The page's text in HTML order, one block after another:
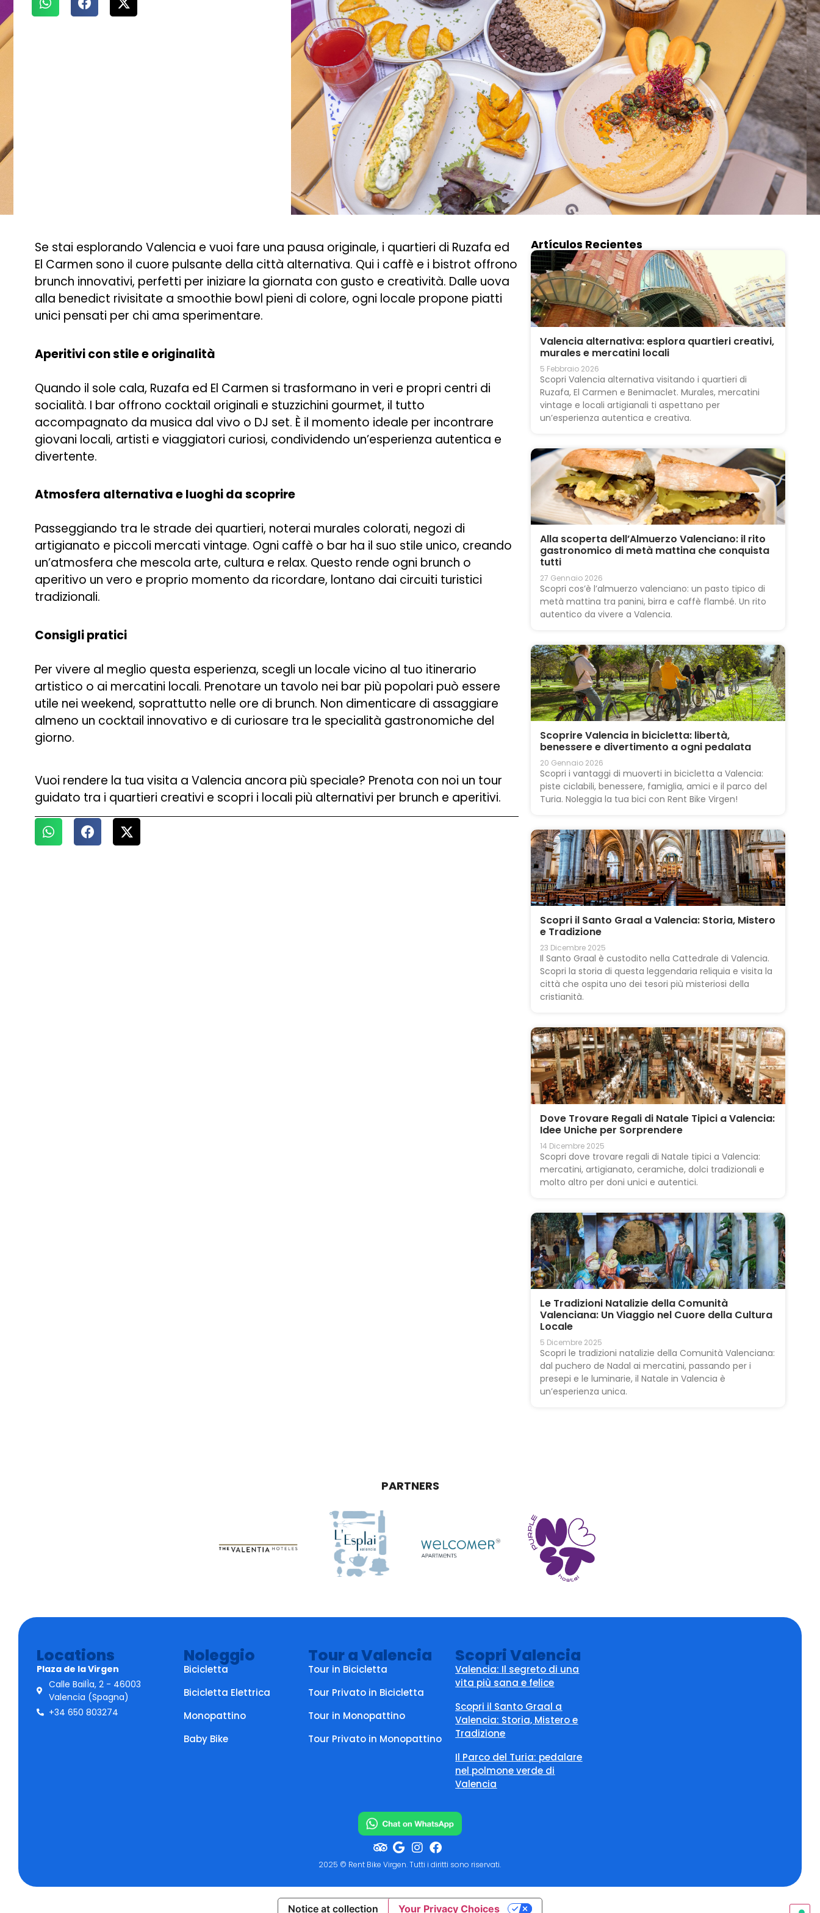
Se stai esplorando Valencia e vuoi fare una pausa originale, i quartieri di Ruzafa ed
El Carmen sono il cuore pulsante della città alternativa. Qui i caffè e i bistrot offrono
brunch innovativi, perfetti per iniziare la giornata con gusto e creatività. Dalle uova
alla benedict rivisitate a smoothie bowl pieni di colore, ogni locale propone piatti
unici pensati per chi ama sperimentare.
Aperitivi con stile e originalità
Quando il sole cala, Ruzafa ed El Carmen si trasformano in veri e propri centri di
socialità. I bar offrono cocktail originali e stuzzichini gourmet, il tutto
accompagnato da musica dal vivo o DJ set. È il momento ideale per incontrare
giovani locali, artisti e viaggiatori curiosi, condividendo un’esperienza autentica e
divertente.
Atmosfera alternativa e luoghi da scoprire
Passeggiando tra le strade dei quartieri, noterai murales colorati, negozi di
artigianato e piccoli mercati vintage. Ogni caffè o bar ha il suo stile unico, creando
un’atmosfera che mescola arte, cultura e relax. Questo rende ogni brunch o
aperitivo un vero e proprio momento da ricordare, lontano dai circuiti turistici
tradizionali.
Consigli pratici
Per vivere al meglio questa esperienza, scegli un locale vicino al tuo itinerario
artistico o ai mercatini locali. Prenotare un tavolo nei bar più popolari può essere
utile nei weekend, soprattutto nelle ore di brunch. Non dimenticare di assaggiare
almeno un cocktail innovativo e di curiosare tra le specialità gastronomiche del
giorno.
Vuoi rendere la tua visita a Valencia ancora più speciale? Prenota con noi un tour
guidato tra i quartieri creativi e scopri i locali più alternativi per brunch e aperitivi.
Artículos Recientes
Valencia alternativa: esplora quartieri creativi,
murales e mercatini locali
5 Febbraio 2026
Scopri Valencia alternativa visitando i quartieri di
Ruzafa, El Carmen e Benimaclet. Murales, mercatini
vintage e locali artigianali ti aspettano per
un’esperienza autentica e creativa.
Alla scoperta dell’Almuerzo Valenciano: il rito
gastronomico di metà mattina che conquista
tutti
27 Gennaio 2026
Scopri cos’è l’almuerzo valenciano: un pasto tipico di
metà mattina tra panini, birra e caffè flambé. Un rito
autentico da vivere a Valencia.
Scoprire Valencia in bicicletta: libertà,
benessere e divertimento a ogni pedalata
20 Gennaio 2026
Scopri i vantaggi di muoverti in bicicletta a Valencia:
piste ciclabili, benessere, famiglia, amici e il parco del
Turia. Noleggia la tua bici con Rent Bike Virgen!
Scopri il Santo Graal a Valencia: Storia, Mistero
e Tradizione
23 Dicembre 2025
Il Santo Graal è custodito nella Cattedrale di Valencia.
Scopri la storia di questa leggendaria reliquia e visita la
città che ospita uno dei tesori più misteriosi della
cristianità.
Dove Trovare Regali di Natale Tipici a Valencia:
Idee Uniche per Sorprendere
14 Dicembre 2025
Scopri dove trovare regali di Natale tipici a Valencia:
mercatini, artigianato, ceramiche, dolci tradizionali e
molto altro per doni unici e autentici.
Le Tradizioni Natalizie della Comunità
Valenciana: Un Viaggio nel Cuore della Cultura
Locale
5 Dicembre 2025
Scopri le tradizioni natalizie della Comunità Valenciana:
dal puchero de Nadal ai mercatini, passando per i
presepi e le luminarie, il Natale in Valencia è
un’esperienza unica.
PARTNERS
Locations
Plaza de la Virgen
Calle BailÌa, 2 - 46003
Valencia (Spagna)
+34 650 803274
Noleggio
Bicicletta
Bicicletta Elettrica
Monopattino
Baby Bike
Tour a Valencia
Tour in Bicicletta
Tour Privato in Bicicletta
Tour in Monopattino
Tour Privato in Monopattino
Scopri Valencia
Valencia: Il segreto di una
vita più sana e felice
Scopri il Santo Graal a
Valencia: Storia, Mistero e
Tradizione
Il Parco del Turia: pedalare
nel polmone verde di
Valencia
2025 © Rent Bike Virgen. Tutti i diritti sono riservati.
Notice at collection Your Privacy Choices